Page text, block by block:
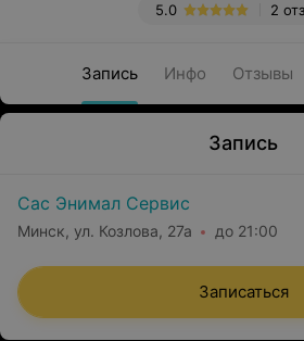
2
5.0
Запись Инфо Отзывы
Запись
Сас Энимал Сервис
Минск, ул. Козлова, 27а до 21:00
Записаться